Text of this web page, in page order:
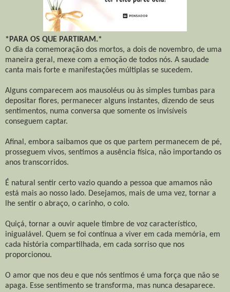
*PARA OS QUE PARTIRAM.*
O dia da comemoração dos mortos, a dois de novembro, de uma
maneira geral, mexe com a emoção de todos nós. A saudade
canta mais forte e manifestações múltiplas se sucedem.
Alguns comparecem aos mausoléus ou às simples tumbas para
depositar flores, permanecer alguns instantes, dizendo de seus
sentimentos, numa conversa que somente os invisíveis
conseguem captar.
Afinal, embora saibamos que os que partem permanecem de pé,
prosseguem vivos, sentimos a ausência física, não importando os
anos transcorridos.
É natural sentir certo vazio quando a pessoa que amamos não
está mais ao nosso lado. Desejamos, mais de uma vez, tornar a
lhe sentir o abraço, o carinho, o colo.
Quiçá, tornar a ouvir aquele timbre de voz característico,
inigualável. Quem se foi continua a viver em cada memória, em
cada história compartilhada, em cada sorriso que nos
proporcionou.
O amor que nos deu e que nós sentimos é uma força que não se
apaga. Esse sentimento se transforma, mas nunca desaparece.